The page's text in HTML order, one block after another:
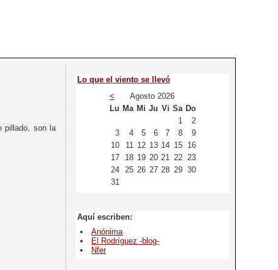
pillado, son la
Lo que el viento se llevó
<
Agosto 2026
Lu Ma Mi Ju Vi Sa Do
1
2
3
4 5 6 7 8
9
10
11 12 13 14 15
16
17
18 19 20 21 22 23
24
25 26 27 28 29 30
31
Aquí escriben:
Anónima
El Rodríguez -blog-
Nfer